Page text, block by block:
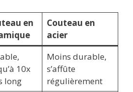
en
Couteau en
acier
10x
long
Moins durable,
s’affûte
régulièrement